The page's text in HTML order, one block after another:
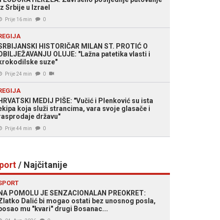
Srbije u Izrael
Prije 16 min 0
HISTORIČAR MILAN ST. PROTIĆ O
OLUJE: "Lažna patetika vlasti i
suze"
Prije 24 min 0
MEDIJ PIŠE: "Vučić i Plenković su ista
koja služi strancima, vara svoje glasače i
državu"
Prije 44 min 0
/ Najčitanije
POMOLU JE SENZACIONALAN PREOKRET:
Dalić bi mogao ostati bez unosnog posla,
mu "kvari" drugi Bosanac...